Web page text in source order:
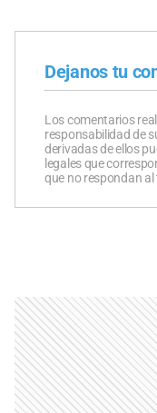
Dejanos tu
Los comentarios
responsabilidad de
derivadas de ellos
legales que
que no respondan